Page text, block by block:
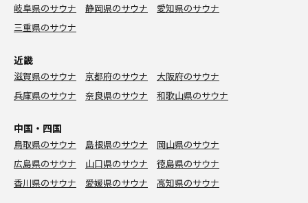
岐阜県のサウナ 静岡県のサウナ
愛知県のサウナ
三重県のサウナ
近畿
滋賀県のサウナ 京都府のサウナ
大阪府のサウナ
兵庫県のサウナ
奈良県のサウナ 和歌山県のサウナ
中国・四国
鳥取県のサウナ 島根県のサウナ
岡山県のサウナ
広島県のサウナ
山口県のサウナ
徳島県のサウナ
香川県のサウナ
愛媛県のサウナ 高知県のサウナ